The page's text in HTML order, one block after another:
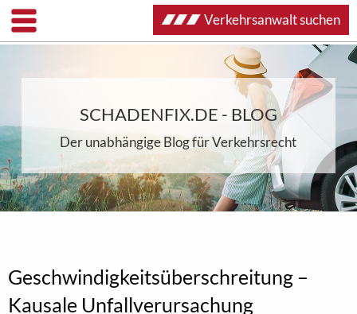
SCHADENFIX.DE - BLOG
Der unabhängige Blog für Verkehrsrecht
Geschwindigkeitsüberschreitung –
Kausale Unfallverursachung
Verkehrsanwalt suchen